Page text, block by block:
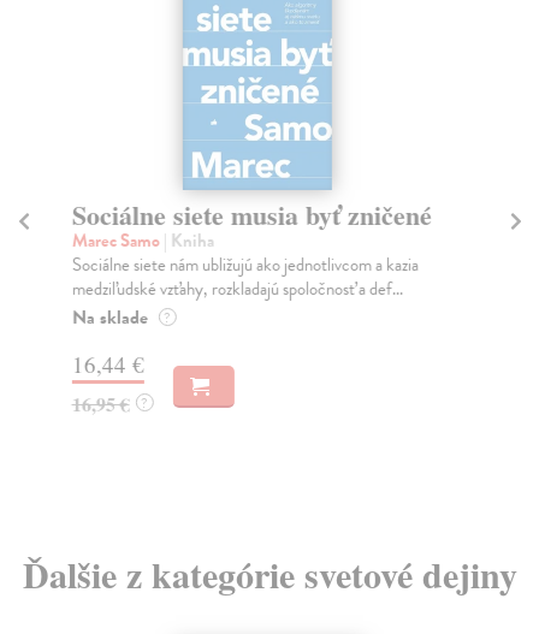
Sociálne siete musia byť zničené
Marec Samo| Kniha
Sociálne siete nám ubližujú ako jednotlivcom a kazia
medziľudské vzťahy, rozkladajú spoločnosť a def...
Na sklade ?
16,44 €
16,95 € ?
Ďalšie z kategórie svetové dejiny